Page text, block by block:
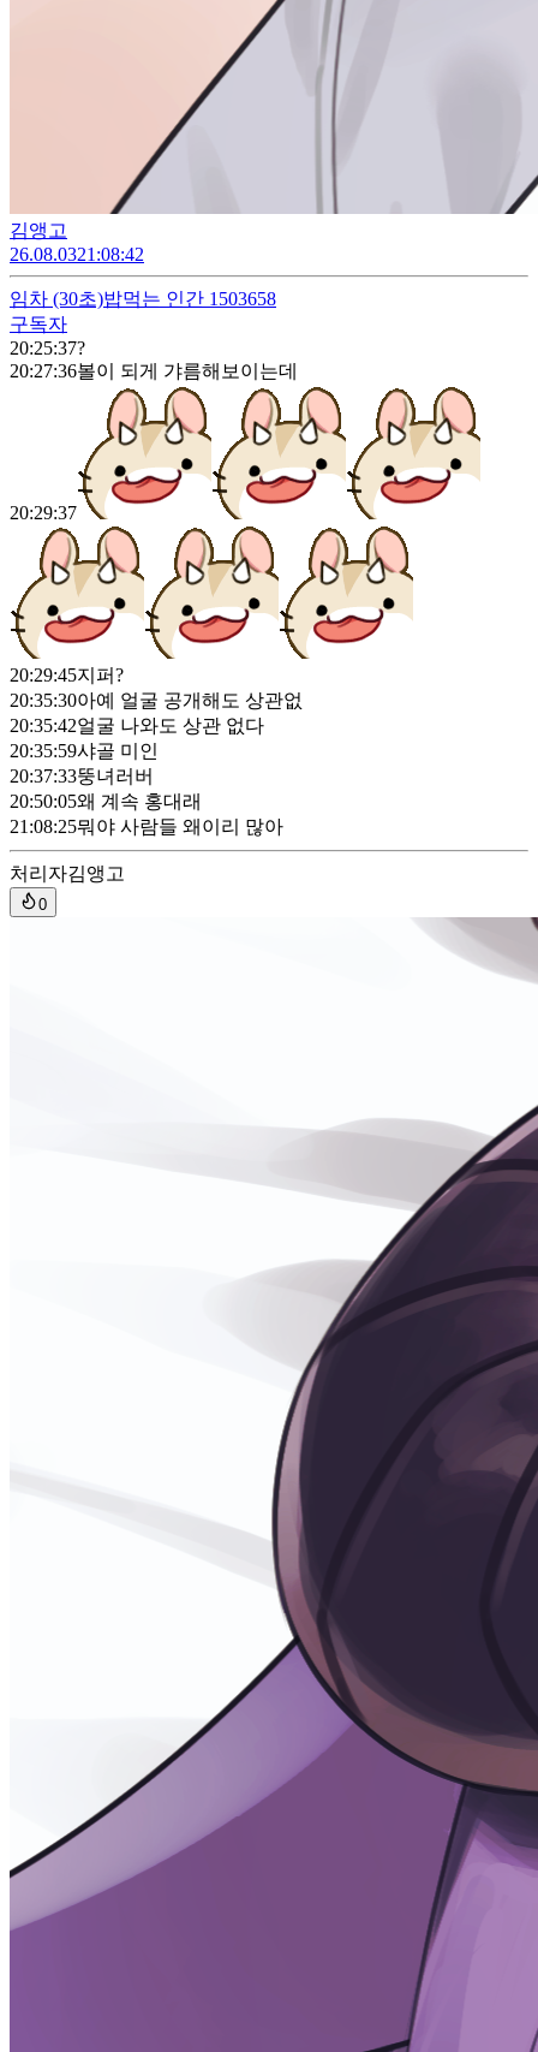
김앵고
26.08.0321:08:42
임차 (30초)밥먹는 인간 1503658
구독자
20:25:37?
20:27:36볼이 되게 갸름해보이는데
20:29:37
20:29:45지퍼?
20:35:30아예 얼굴 공개해도 상관없
20:35:42얼굴 나와도 상관 없다
20:35:59샤골 미인
20:37:33뚱녀러버
20:50:05왜 계속 홍대래
21:08:25뭐야 사람들 왜이리 많아
처리자김앵고
0